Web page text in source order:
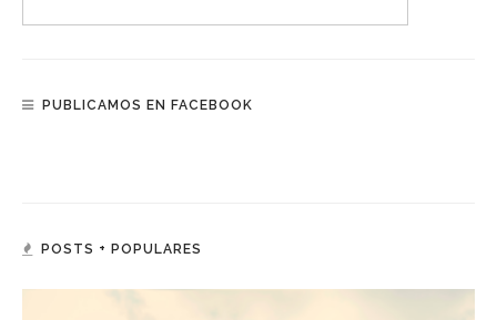
PUBLICAMOS EN FACEBOOK
POSTS + POPULARES